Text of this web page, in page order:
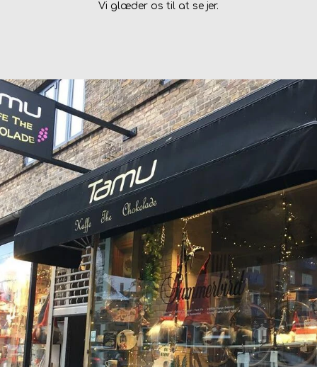
Rooibush
Husets Teblandinger
Vi glæder os til at se jer.